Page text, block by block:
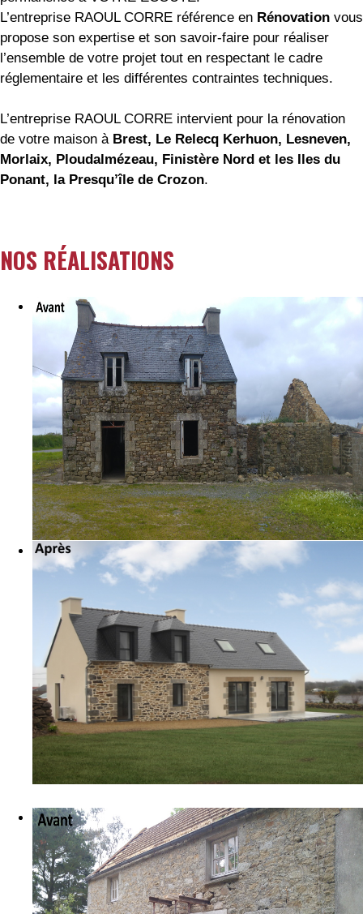
L’entreprise RAOUL CORRE référence en Rénovation vous
propose son expertise et son savoir-faire pour réaliser
l’ensemble de votre projet tout en respectant le cadre
réglementaire et les différentes contraintes techniques.
L’entreprise RAOUL CORRE intervient pour la rénovation
de votre maison à Brest, Le Relecq Kerhuon, Lesneven,
Morlaix, Ploudalmézeau, Finistère Nord et les Iles du
Ponant, la Presqu’île de Crozon.
NOS RÉALISATIONS